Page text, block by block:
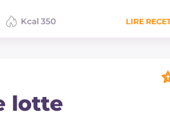
Kcal 350 LIRE
lotte